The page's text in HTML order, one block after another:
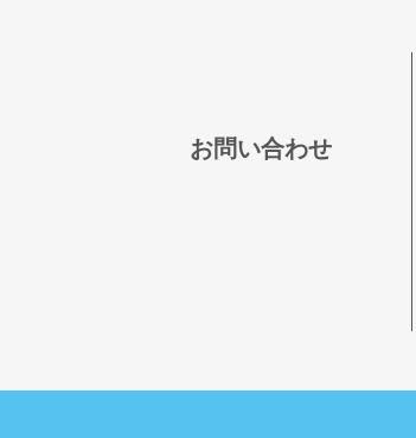
お問い合わせ